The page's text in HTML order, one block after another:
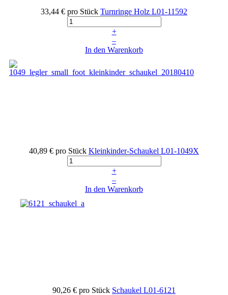
33,44 € pro Stück Turnringe Holz L01-11592
+
–
In den Warenkorb
40,89 € pro Stück Kleinkinder-Schaukel L01-1049X
+
–
In den Warenkorb
90,26 € pro Stück Schaukel L01-6121